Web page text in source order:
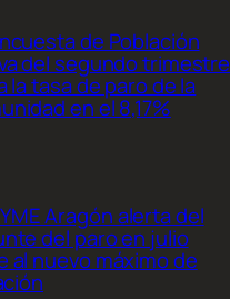
de Población
del segundo trimestre
la tasa de paro de la
en el 8,17%
Aragón alerta del
del paro en julio
al nuevo máximo de